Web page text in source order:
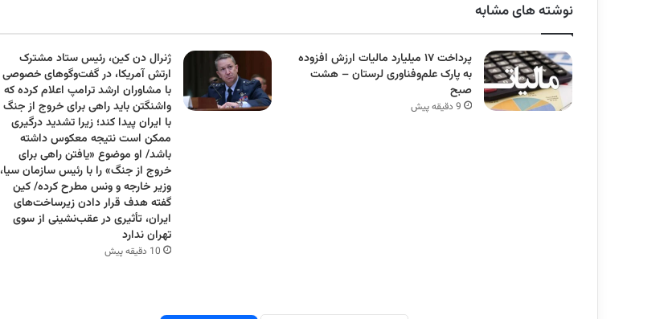
نوشته های مشابه
پرداخت ۱۷ میلیارد مالیات ارزش افزوده
به پارک علم‌وفناوری لرستان – هشت
صبح
9 دقیقه پیش
ژنرال دن کین، رئیس ستاد مشترک
ارتش آمریکا، در گفت‌وگوهای خصوصی
با مشاوران ارشد ترامپ اعلام کرده که
واشنگتن باید راهی برای خروج از جنگ
با ایران پیدا کند؛ زیرا تشدید درگیری
ممکن است نتیجه معکوس داشته
باشد/ او موضوع «یافتن راهی برای
خروج از جنگ» را با رئیس سازمان سیا،
وزیر خارجه و ونس مطرح کرده/ کین
گفته هدف قرار دادن زیرساخت‌های
ایران، تأثیری در عقب‌نشینی از سوی
تهران ندارد
10 دقیقه پیش